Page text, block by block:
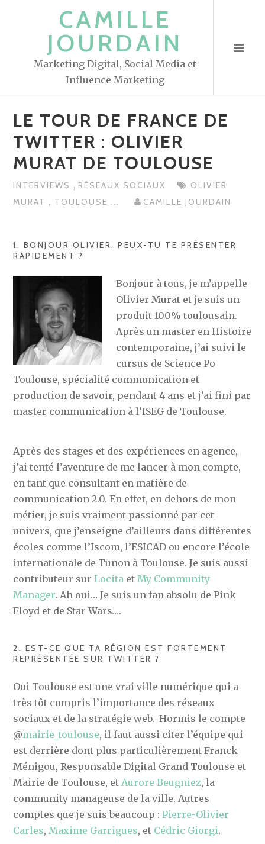
CAMILLE
JOURDAIN
Marketing Digital, Social Media et
Influence Marketing
LE TOUR DE FRANCE DE
TWITTER : OLIVIER
MURAT DE TOULOUSE
INTERVIEWS , RÉSEAUX SOCIAUX
OLIVIER
MURAT , TOULOUSE ... CAMILLE JOURDAIN
1. BONJOUR OLIVIER, PEUX-TU TE PRÉSENTER
RAPIDEMENT ?
Bonjour à tous, je m’appelle
Olivier Murat et je suis un
produit 100% toulousain.
Après un master en Histoire
contemporaine, j’ai suivi le
cursus de Science Po
Toulouse, spécialité communication et
production de savoir, pendant 4 ans et j’ai fini par
master communication à l’ISEG de Toulouse.
Après des stages et des expériences en agence,
j’ai tenté l’aventure de me lancer à mon compte,
en tant que consultant en matière de
communication 2.0. En effet, en dehors de mon
métier, je suis vraiment passionné par cet
univers, que j’enseigne d’ailleurs dans différentes
écoles comme l’Iscom, l’ESICAD ou encore l’école
internationale de Tunon à Toulouse. Je suis aussi
contributeur surLocita etMy Community
Manager. Ah oui… Je suis un fan absolu de Pink
Floyd et de Star Wars….
2. EST-CE QUE TA RÉGION EST FORTEMENT
REPRÉSENTÉE SUR TWITTER ?
Oui Toulouse est une vrai ville numérique qui a
très tôt compris l’importance des réseaux
sociaux et de la stratégie web. Hormis le compte
@mairie_toulouse, il faut aussi citer l’équipe qui
est derrière dont plus particulièrement Franck
Ménigou, Responsable Digital Grand Toulouse et
Mairie de Toulouse, etAurore Beugniez, la
community manageuse de la ville. Autres
comptes que je suis beaucoup :Pierre-Olivier
Carles,Maxime Garrigues, et Cédric Giorgi.